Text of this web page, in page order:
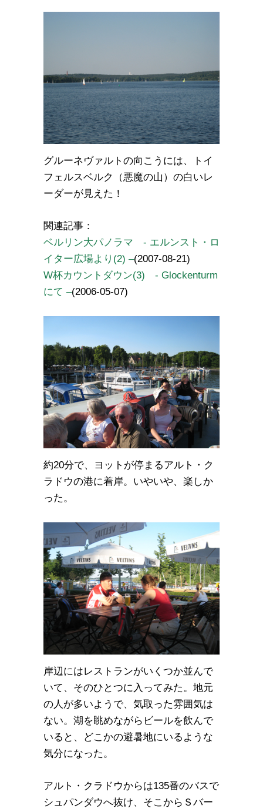
グルーネヴァルトの向こうには、トイ
フェルスベルク（悪魔の山）の白いレ
ーダーが見えた！
関連記事：
ベルリン大パノラマ - エルンスト・ロ
イター広場より(2) –(2007-08-21)
W杯カウントダウン(3) - Glockenturm
にて –(2006-05-07)
約20分で、ヨットが停まるアルト・ク
ラドウの港に着岸。いやいや、楽しか
った。
岸辺にはレストランがいくつか並んで
いて、そのひとつに入ってみた。地元
の人が多いようで、気取った雰囲気は
ない。湖を眺めながらビールを飲んで
いると、どこかの避暑地にいるような
気分になった。
アルト・クラドウからは135番のバスで
シュパンダウへ抜け、そこからＳバー